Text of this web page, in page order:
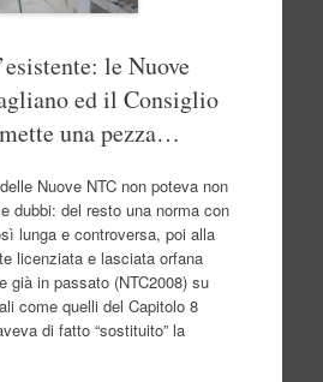
le Nuove
ed il Consiglio
una pezza…
Nuove NTC non poteva non
dubbi: del resto una norma con
lunga e controversa, poi alla
licenziata e lasciata orfana
già in passato (NTC2008) su
come quelli del Capitolo 8
di fatto “sostituito” la